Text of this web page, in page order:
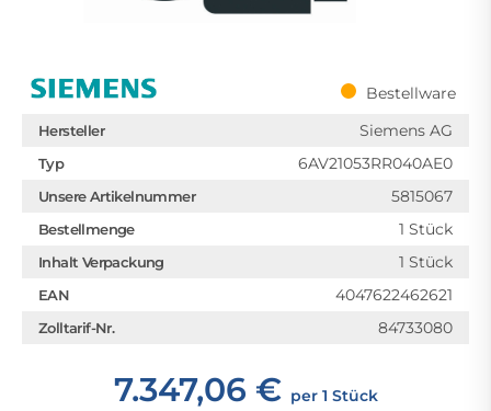
Bestellware
Hersteller Siemens AG
Typ 6AV21053RR040AE0
Unsere Artikelnummer 5815067
Bestellmenge 1 Stück
Inhalt Verpackung 1 Stück
EAN 4047622462621
Zolltarif-Nr. 84733080
7.347,06 € per 1 Stück